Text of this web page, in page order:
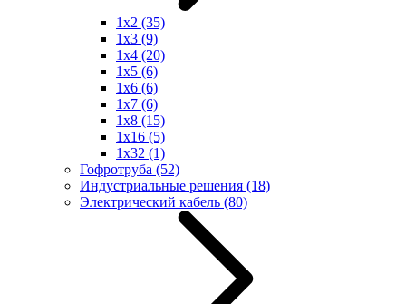
1x2 (35)
1x3 (9)
1x4 (20)
1x5 (6)
1x6 (6)
1x7 (6)
1x8 (15)
1x16 (5)
1x32 (1)
Гофротруба (52)
Индустриальные решения (18)
Электрический кабель (80)